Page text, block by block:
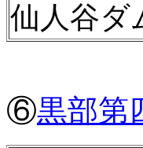
仙人谷ダ
⑥黒部第